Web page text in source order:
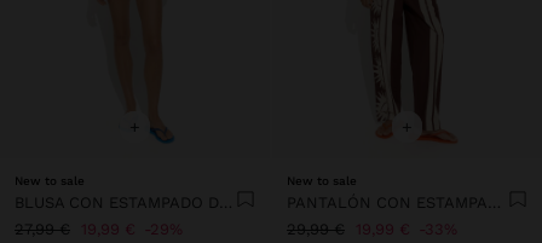
+
New to sale
27,99 €
19,99 € 29%
+
New to sale
29,99 €
19,99 € 33%